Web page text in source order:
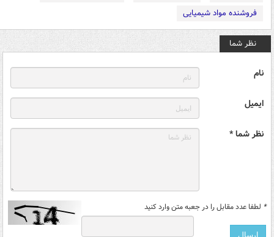
فروشنده مواد شیمیایی
نظر شما
نام
ایمیل
نظر شما *
* لطفا عدد مقابل را در جعبه متن وارد کنید